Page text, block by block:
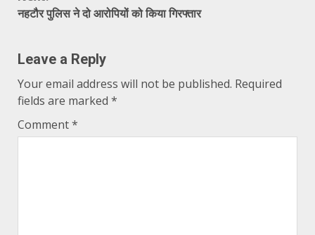
नहटौर पुलिस ने दो आरोपियों को किया गिरफ्तार
Leave a Reply
Your email address will not be published. Required
fields are marked *
Comment*